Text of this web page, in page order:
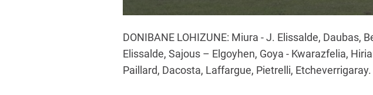
DONIBANE LOHIZUNE: Miura - J. Elissalde, Daubas,
Elissalde, Sajous – Elgoyhen, Goya - Kwarazfelia,
Paillard, Dacosta, Laffargue, Pietrelli, Etcheverrigaray.